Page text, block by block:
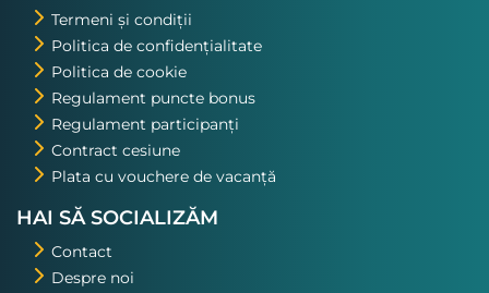
Termeni și condiții
Politica de confidențialitate
Politica de cookie
Regulament puncte bonus
Regulament participanți
Contract cesiune
Plata cu vouchere de vacanță
HAI SĂ SOCIALIZĂM
Contact
Despre noi